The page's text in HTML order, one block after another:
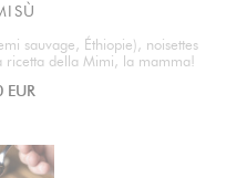
sauvage, Éthiopie), noisettes
ricetta della Mimi, la mamma!
EUR